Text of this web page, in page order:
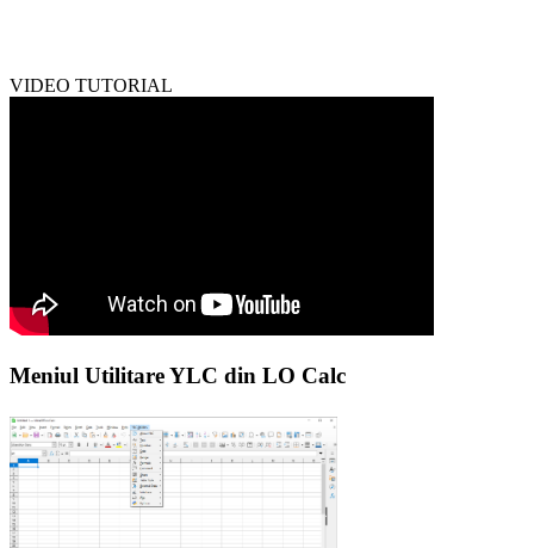
VIDEO TUTORIAL
Meniul Utilitare YLC din LO Calc